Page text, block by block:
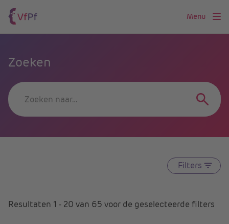
Menu
Zoeken
Filters
Resultaten 1 - 20 van 65 voor de geselecteerde filters